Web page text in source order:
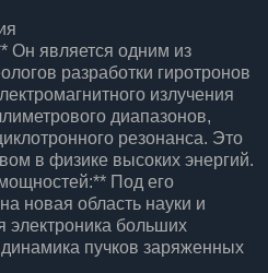
Он является одним из
разработки гиротронов
излучения
диапазонов,
резонанса. Это
в физике высоких энергий.
Под его
новая область науки и
электроника больших
пучков заряженных